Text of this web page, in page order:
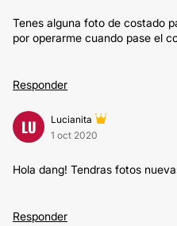
Tenes alguna foto de costado
por operarme cuando pase el
Responder
LU
Lucianita
1 oct 2020
Hola dang! Tendras fotos
Responder